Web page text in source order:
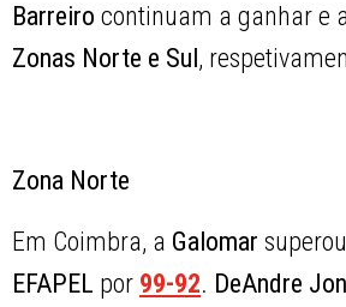
Barreiro continuam a ganhar e
Zonas Norte e Sul ,
Zona Norte
Em Coimbra, a Galomar
EFAPEL por 99-92. DeAndre